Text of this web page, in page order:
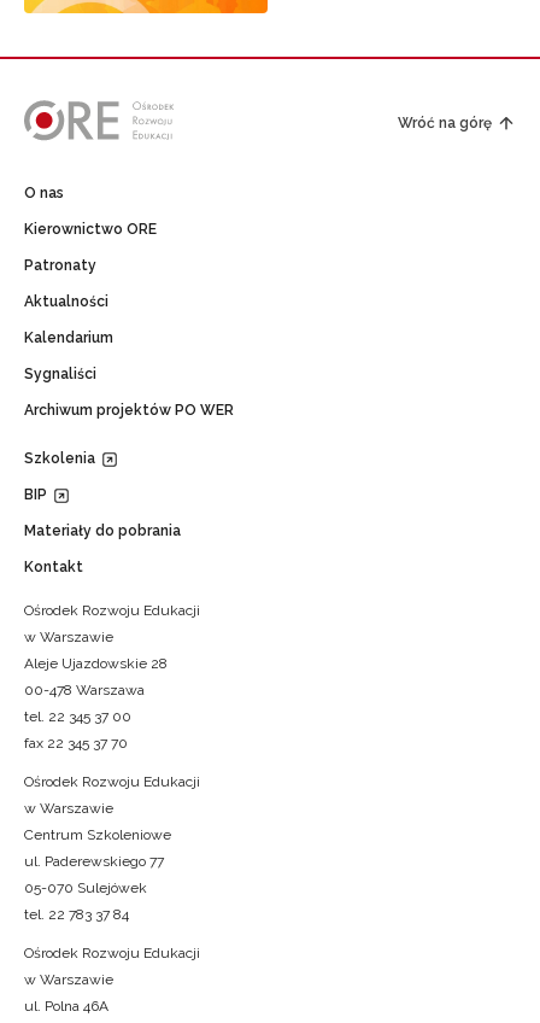
Wróć na górę
O nas
Kierownictwo ORE
Patronaty
Aktualności
Kalendarium
Sygnaliści
Archiwum projektów PO WER
Szkolenia
BIP
Materiały do pobrania
Kontakt
Ośrodek Rozwoju Edukacji
w Warszawie
Aleje Ujazdowskie 28
00-478 Warszawa
tel. 22 345 37 00
fax 22 345 37 70
Ośrodek Rozwoju Edukacji
w Warszawie
Centrum Szkoleniowe
ul. Paderewskiego 77
05-070 Sulejówek
tel. 22 783 37 84
Ośrodek Rozwoju Edukacji
w Warszawie
ul. Polna 46A